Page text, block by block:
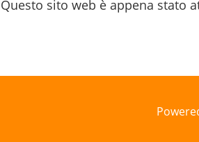
Questo sito web è appena stato